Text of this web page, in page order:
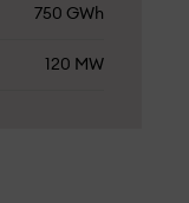
750 GWh
120 MW